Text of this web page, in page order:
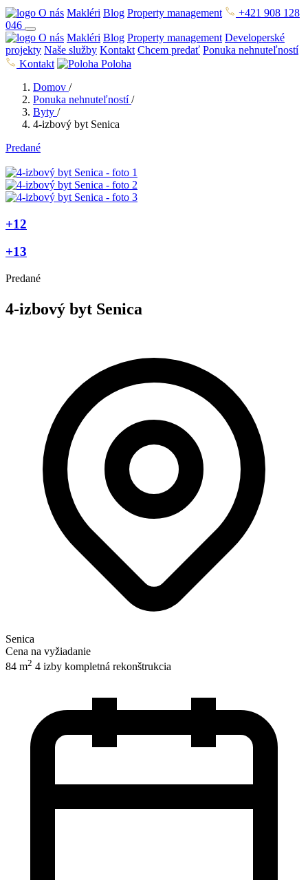
O nás Makléri Blog Property management
+421 908 128
046
O nás Makléri Blog Property management Developerské
projekty Naše služby Kontakt Chcem predať Ponuka nehnuteľností
Kontakt
Poloha
Domov /
Ponuka nehnuteľností /
Byty /
4-izbový byt Senica
Predané
+12
+13
Predané
4-izbový byt Senica
Senica
Cena na vyžiadanie
84 m2 4 izby kompletná rekonštrukcia